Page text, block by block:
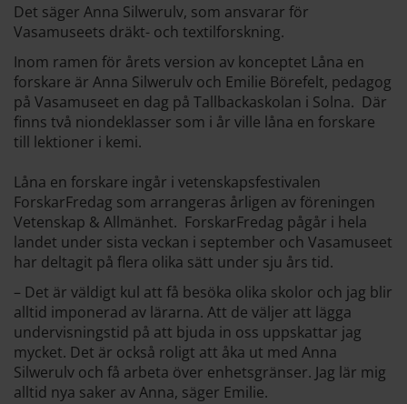
Det säger Anna Silwerulv, som ansvarar för
Vasamuseets dräkt- och textilforskning.
Inom ramen för årets version av konceptet Låna en
forskare är Anna Silwerulv och Emilie Börefelt, pedagog
på Vasamuseet en dag på Tallbackaskolan i Solna. Där
finns två niondeklasser som i år ville låna en forskare
till lektioner i kemi.
Låna en forskare ingår i vetenskapsfestivalen
ForskarFredag som arrangeras årligen av föreningen
Vetenskap & Allmänhet. ForskarFredag pågår i hela
landet under sista veckan i september och Vasamuseet
har deltagit på flera olika sätt under sju års tid.
– Det är väldigt kul att få besöka olika skolor och jag blir
alltid imponerad av lärarna. Att de väljer att lägga
undervisningstid på att bjuda in oss uppskattar jag
mycket. Det är också roligt att åka ut med Anna
Silwerulv och få arbeta över enhetsgränser. Jag lär mig
alltid nya saker av Anna, säger Emilie.